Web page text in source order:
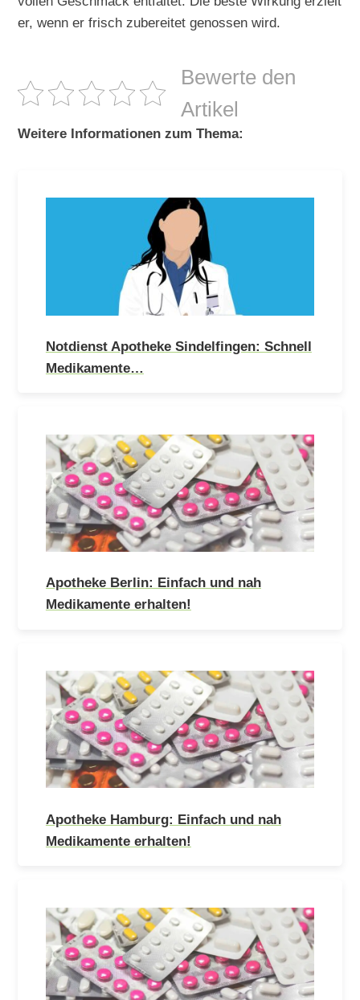
er, wenn er frisch zubereitet genossen wird.
Bewerte den
Artikel
Weitere Informationen zum Thema:
Notdienst Apotheke Sindelfingen: Schnell
Medikamente…
Apotheke Berlin: Einfach und nah
Medikamente erhalten!
Apotheke Hamburg: Einfach und nah
Medikamente erhalten!